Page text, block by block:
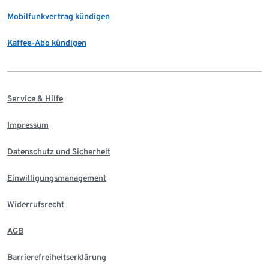
Mobilfunkvertrag kündigen
Kaffee-Abo kündigen
Service & Hilfe
Impressum
Datenschutz und Sicherheit
Einwilligungsmanagement
Widerrufsrecht
AGB
Barrierefreiheitserklärung